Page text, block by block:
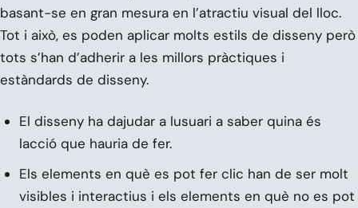
basant-se en gran mesura en l’atractiu visual del lloc.
Tot i això, es poden aplicar molts estils de disseny però
tots s’han d’adherir a les millors pràctiques i
estàndards de disseny.
El disseny ha dajudar a lusuari a saber quina és
lacció que hauria de fer.
Els elements en què es pot fer clic han de ser molt
visibles i interactius i els elements en què no es pot